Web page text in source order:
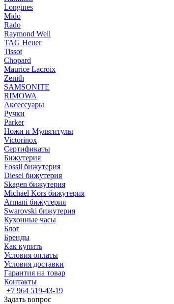
Longines
Mido
Rado
Raymond Weil
TAG Heuer
Tissot
Chopard
Maurice Lacroix
Zenith
SAMSONITE
RIMOWA
Аксессуары
Ручки
Parker
Ножи и Мультитулы
Victorinox
Сертификаты
Бижутерия
Fossil бижутерия
Diesel бижутерия
Skagen бижутерия
Michael Kors бижутерия
Armani бижутерия
Swarovski бижутерия
Кухонные часы
Блог
Бренды
Как купить
Условия оплаты
Условия доставки
Гарантия на товар
Контакты
+7 964 519-43-19
Задать вопрос